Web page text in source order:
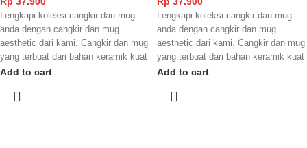
Lengkapi koleksi cangkir dan mug
anda dengan cangkir dan mug
aesthetic dari kami. Cangkir dan mug
yang terbuat dari bahan keramik kuat
dengan finishing yang glossy
Add to cart
Lengkapi koleksi cangkir dan mug
anda dengan cangkir dan mug
aesthetic dari kami. Cangkir dan mug
yang terbuat dari bahan keramik kuat
dengan finishing yang glossy
Add to cart